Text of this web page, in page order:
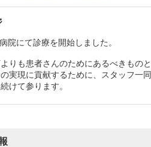
院にて診療を開始しました。
りも患者さんのためにあるべきもの
実現に貢献するために、スタッフ一
けて参ります。